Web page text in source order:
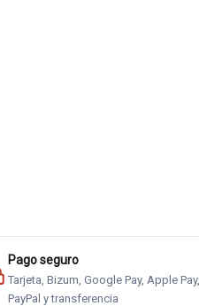
Pago seguro
Tarjeta, Bizum, Google Pay, Apple Pay,
PayPal y transferencia